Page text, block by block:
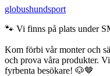
globushundsport
🐾 Vi finns på plats under
Kom förbi vår monter och
och prova våra produkter.
fyrbenta besökare! 🐶🤎